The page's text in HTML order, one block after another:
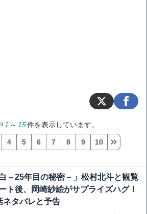
1 ～ 15件を表示しています。
4 5 6 7 8 9 10
白－25年目の秘密－」松村北斗と観覧
ト後、岡崎紗絵がサプライズハグ！
ネタバレと予告